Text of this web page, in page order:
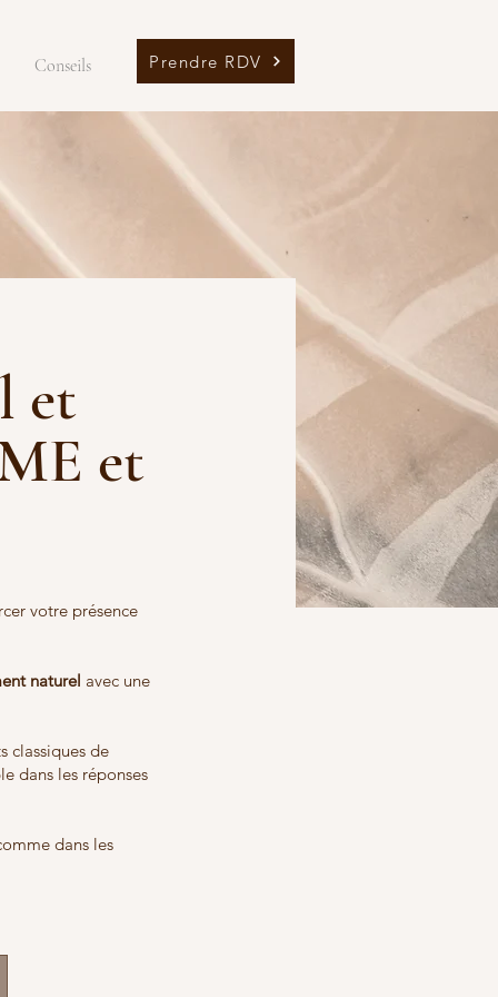
Conseils Prendre RDV
et
et
votre présence
naturel avec une
classiques de
dans les réponses
dans les